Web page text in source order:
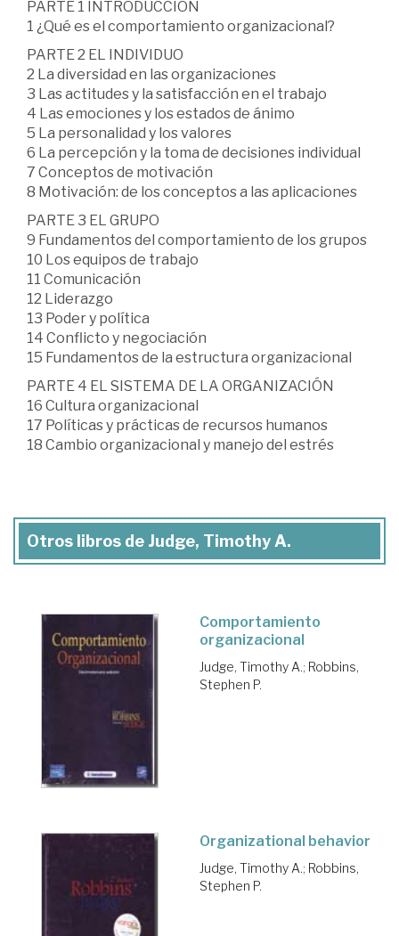
PARTE 1 INTRODUCCIÓN
1 ¿Qué es el comportamiento organizacional?
PARTE 2 EL INDIVIDUO
2 La diversidad en las organizaciones
3 Las actitudes y la satisfacción en el trabajo
4 Las emociones y los estados de ánimo
5 La personalidad y los valores
6 La percepción y la toma de decisiones individual
7 Conceptos de motivación
8 Motivación: de los conceptos a las aplicaciones
PARTE 3 EL GRUPO
9 Fundamentos del comportamiento de los grupos
10 Los equipos de trabajo
11 Comunicación
12 Liderazgo
13 Poder y política
14 Conflicto y negociación
15 Fundamentos de la estructura organizacional
PARTE 4 EL SISTEMA DE LA ORGANIZACIÓN
16 Cultura organizacional
17 Políticas y prácticas de recursos humanos
18 Cambio organizacional y manejo del estrés
Otros libros de Judge, Timothy A.
Comportamiento
organizacional
Judge, Timothy A.; Robbins,
Stephen P.
Organizational behavior
Judge, Timothy A.; Robbins,
Stephen P.